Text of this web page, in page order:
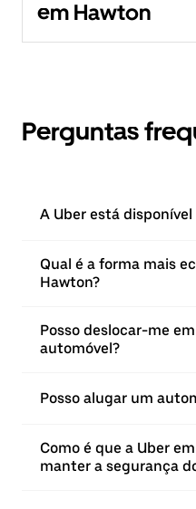
em Hawton
Perguntas
A Uber está
Qual é a forma mais
Hawton?
Posso deslocar-me
automóvel?
Posso alugar um
Como é que a Uber
manter a segurança